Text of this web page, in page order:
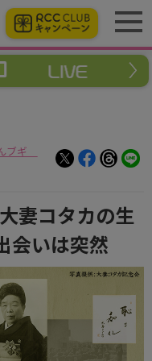
ブギ
妻コタカの生
いは突然